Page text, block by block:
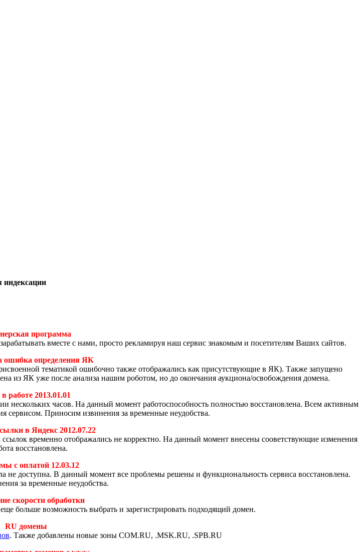
индексации
программа
вместе с нами, просто рекламируя наш сервис знакомым и посетителям Ваших сайтов.
ошибка определения ЯК
тематикой ошибочно также отображались как присутствующие в ЯК). Также запущено
из ЯК уже после анализа нашим роботом, но до окончания аукциона/освобождения домена.
работе 2013.01.01
нескольких часов. На данный момент работоспособность полностью восстановлена. Всем активным
сервисом. Приносим извинения за временные неудобства.
в Яндекс 2012.07.22
временно отображались не корректно. На данный момент внесены сооветствующие изменения
восстановлена.
с оплатой 12.03.12
не доступна. В данный момент все проблемы решены и функциональность сервиса восстановлена.
за временные неудобства.
скорости обработки
больше возможность выбрать и зарегистрировать подходящий домен.
RU домены
. Также добавлены новые зоны COM.RU, .MSK.RU, .SPB.RU